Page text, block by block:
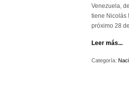
Venezuela,
tiene Nicolás
próximo 28
Leer más...
Categoría: